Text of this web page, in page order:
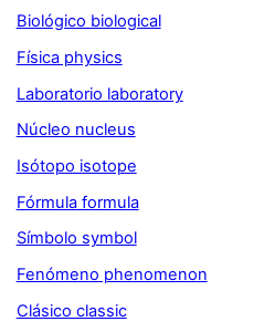
Biológico biological
Física physics
Laboratorio laboratory
Núcleo nucleus
Isótopo isotope
Fórmula formula
Símbolo symbol
Fenómeno phenomenon
Clásico classic